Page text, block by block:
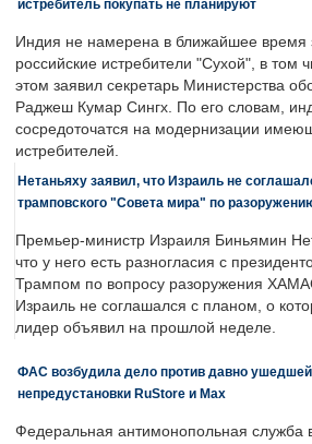
истребитель покупать не планируют
Индия не намерена в ближайшее время
российские истребители "Сухой", в том
этом заявил секретарь Министерства
Раджеш Кумар Сингх. По его словам,
сосредоточатся на модернизации
истребителей.
Нетаньяху заявил, что Израиль не
трамповского "Совета мира" по
Премьер-министр Израиля Биньямин
что у него есть разногласия с
Трампом по вопросу разоружения
Израиль не соглашался с планом, о
лидер объявил на прошлой неделе.
ФАС возбудила дело против давно ушедшей
непредустановки RuStore и Max
Федеральная антимонопольная служба